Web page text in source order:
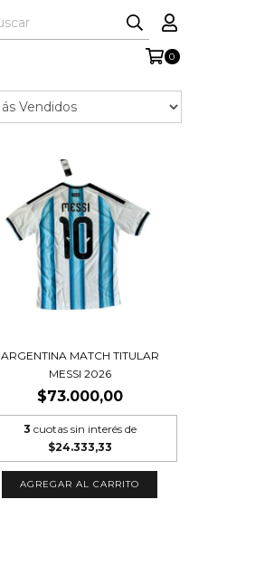
0
ARGENTINA MATCH TITULAR
MESSI 2026
$73.000,00
3 cuotas sin interés de
$24.333,33
AGREGAR AL CARRITO